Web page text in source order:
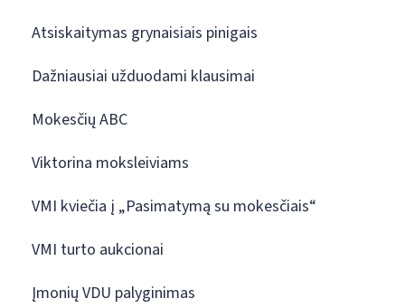
Atsiskaitymas grynaisiais pinigais
Dažniausiai užduodami klausimai
Mokesčių ABC
Viktorina moksleiviams
VMI kviečia į „Pasimatymą su mokesčiais“
VMI turto aukcionai
Įmonių VDU palyginimas